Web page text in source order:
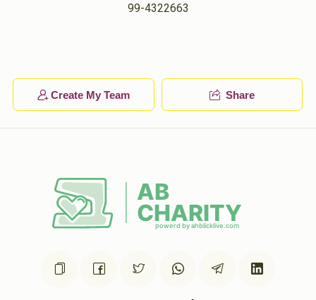
99-4322663
Create My Team Share